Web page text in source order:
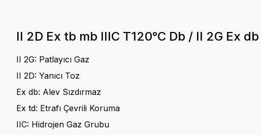
II 2D Ex tb mb IIIC T120°C Db / II 2G Ex
II 2G: Patlayıcı Gaz
II 2D: Yanıcı Toz
Ex db: Alev Sızdırmaz
Ex td: Etrafı Çevrili Koruma
IIC: Hidrojen Gaz Grubu